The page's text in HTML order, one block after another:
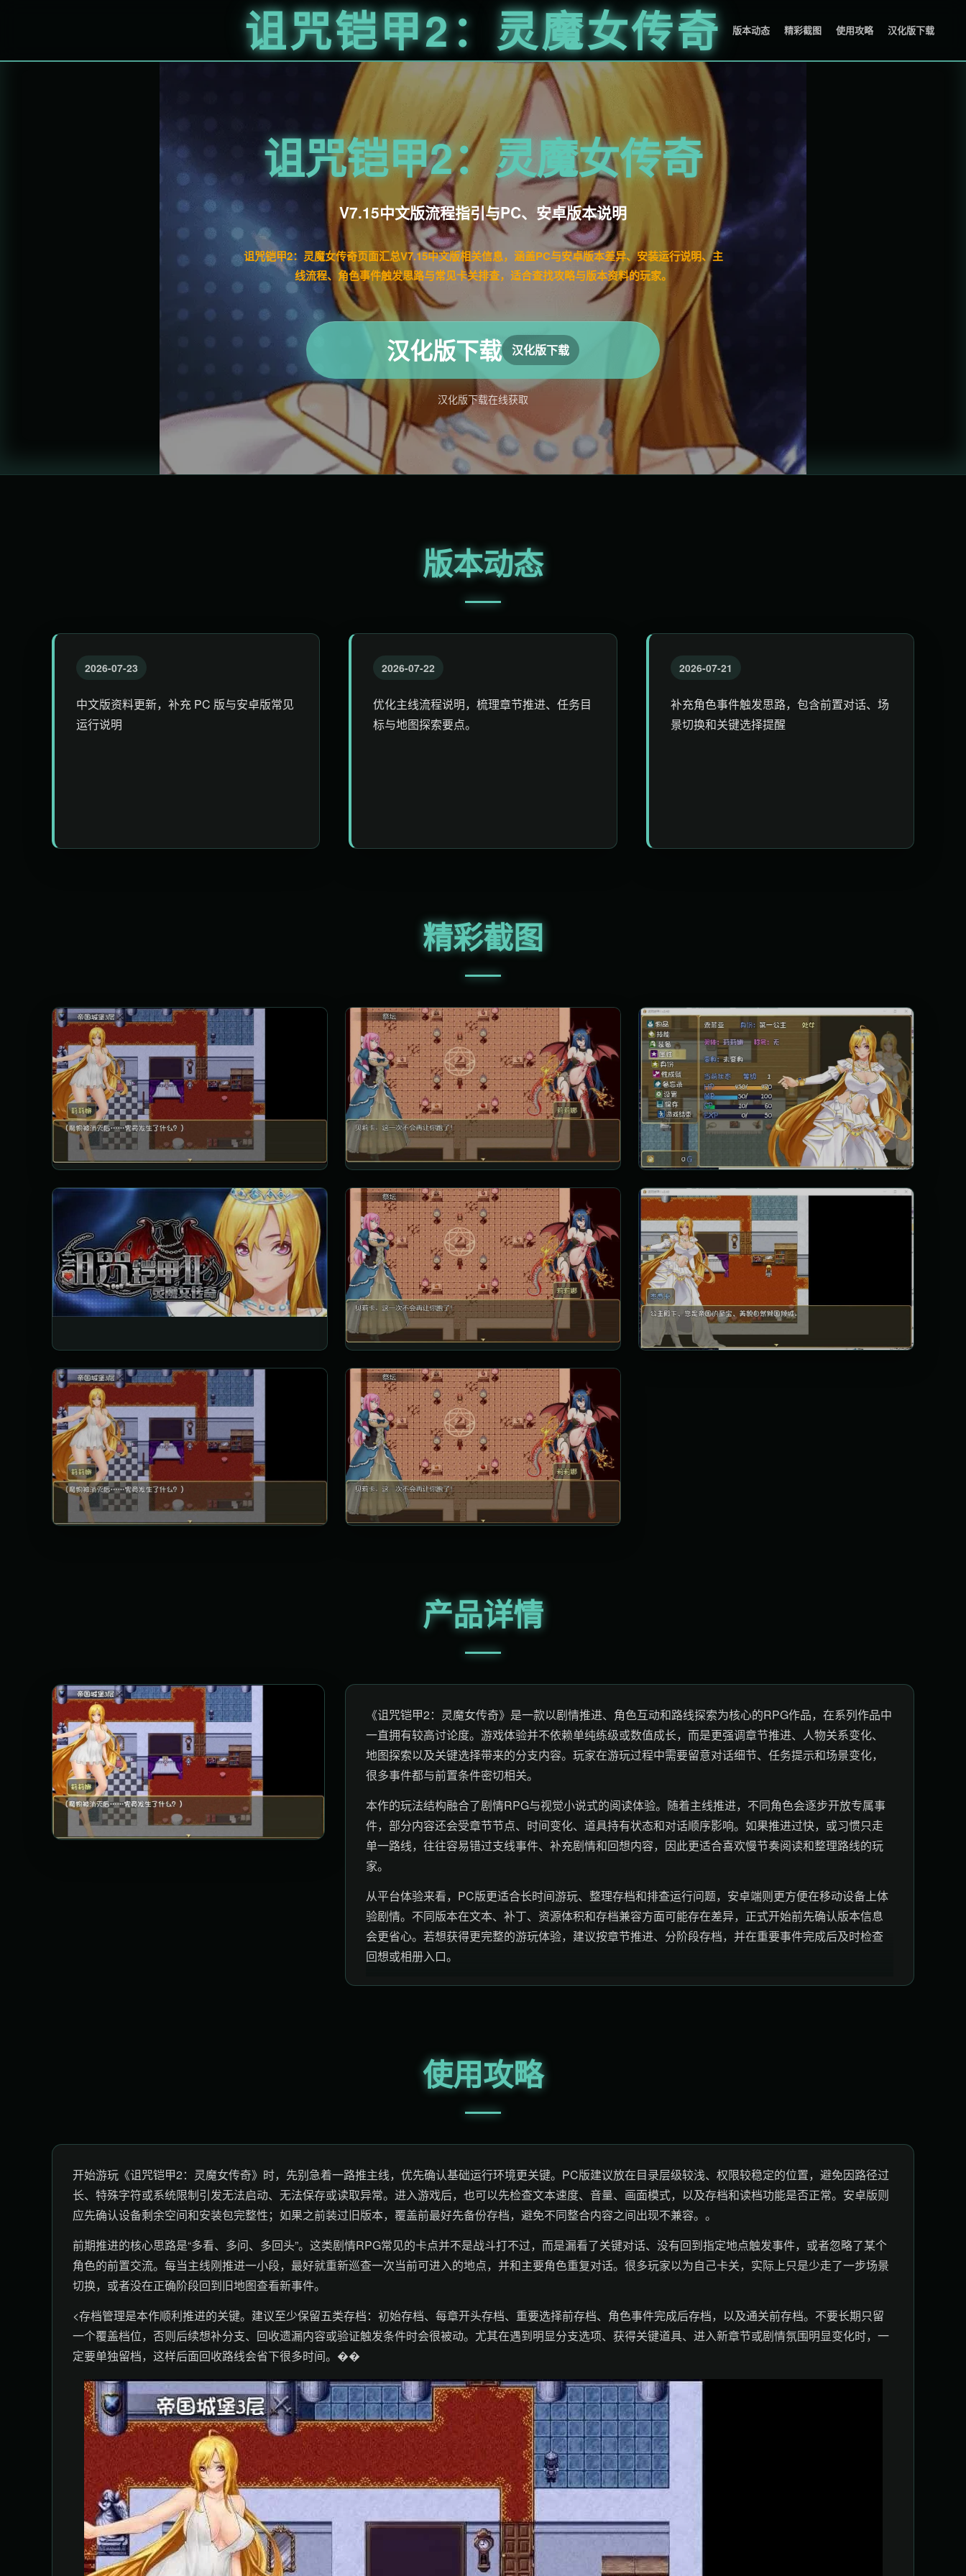
诅咒铠甲2：灵魔女传奇 版本动态 精彩截图 使用攻略 汉化版下载
诅咒铠甲2：灵魔女传奇
V7.15中文版流程指引与PC、安卓版本说明
诅咒铠甲2：灵魔女传奇页面汇总V7.15中文版相关信息，涵盖PC与安卓版本差异、安装运行说明、主
线流程、角色事件触发思路与常见卡关排查，适合查找攻略与版本资料的玩家。
汉化版下载 汉化版下载
汉化版下载在线获取
版本动态
2026-07-23
中文版资料更新，补充 PC 版与安卓版常见
运行说明
2026-07-22
优化主线流程说明，梳理章节推进、任务目
标与地图探索要点。
2026-07-21
补充角色事件触发思路，包含前置对话、场
景切换和关键选择提醒
精彩截图
产品详情
《诅咒铠甲2：灵魔女传奇》是一款以剧情推进、角色互动和路线探索为核心的RPG作品，在系列作品中
一直拥有较高讨论度。游戏体验并不依赖单纯练级或数值成长，而是更强调章节推进、人物关系变化、
地图探索以及关键选择带来的分支内容。玩家在游玩过程中需要留意对话细节、任务提示和场景变化，
很多事件都与前置条件密切相关。
本作的玩法结构融合了剧情RPG与视觉小说式的阅读体验。随着主线推进，不同角色会逐步开放专属事
件，部分内容还会受章节节点、时间变化、道具持有状态和对话顺序影响。如果推进过快，或习惯只走
单一路线，往往容易错过支线事件、补充剧情和回想内容，因此更适合喜欢慢节奏阅读和整理路线的玩
家。
从平台体验来看，PC版更适合长时间游玩、整理存档和排查运行问题，安卓端则更方便在移动设备上体
验剧情。不同版本在文本、补丁、资源体积和存档兼容方面可能存在差异，正式开始前先确认版本信息
会更省心。若想获得更完整的游玩体验，建议按章节推进、分阶段存档，并在重要事件完成后及时检查
回想或相册入口。
使用攻略
开始游玩《诅咒铠甲2：灵魔女传奇》时，先别急着一路推主线，优先确认基础运行环境更关键。PC版建议放在目录层级较浅、权限较稳定的位置，避免因路径过
长、特殊字符或系统限制引发无法启动、无法保存或读取异常。进入游戏后，也可以先检查文本速度、音量、画面模式，以及存档和读档功能是否正常。安卓版则
应先确认设备剩余空间和安装包完整性；如果之前装过旧版本，覆盖前最好先备份存档，避免不同整合内容之间出现不兼容。。
前期推进的核心思路是“多看、多问、多回头”。这类剧情RPG常见的卡点并不是战斗打不过，而是漏看了关键对话、没有回到指定地点触发事件，或者忽略了某个
角色的前置交流。每当主线刚推进一小段，最好就重新巡查一次当前可进入的地点，并和主要角色重复对话。很多玩家以为自己卡关，实际上只是少走了一步场景
切换，或者没在正确阶段回到旧地图查看新事件。
<存档管理是本作顺利推进的关键。建议至少保留五类存档：初始存档、每章开头存档、重要选择前存档、角色事件完成后存档，以及通关前存档。不要长期只留
一个覆盖档位，否则后续想补分支、回收遗漏内容或验证触发条件时会很被动。尤其在遇到明显分支选项、获得关键道具、进入新章节或剧情氛围明显变化时，一
定要单独留档，这样后面回收路线会省下很多时间。��